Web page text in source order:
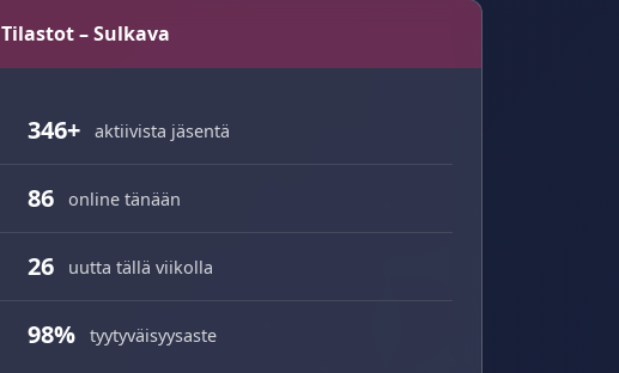
Tilastot – Sulkava
346+ aktiivista jäsentä
86 online tänään
26 uutta tällä viikolla
98% tyytyväisyysaste